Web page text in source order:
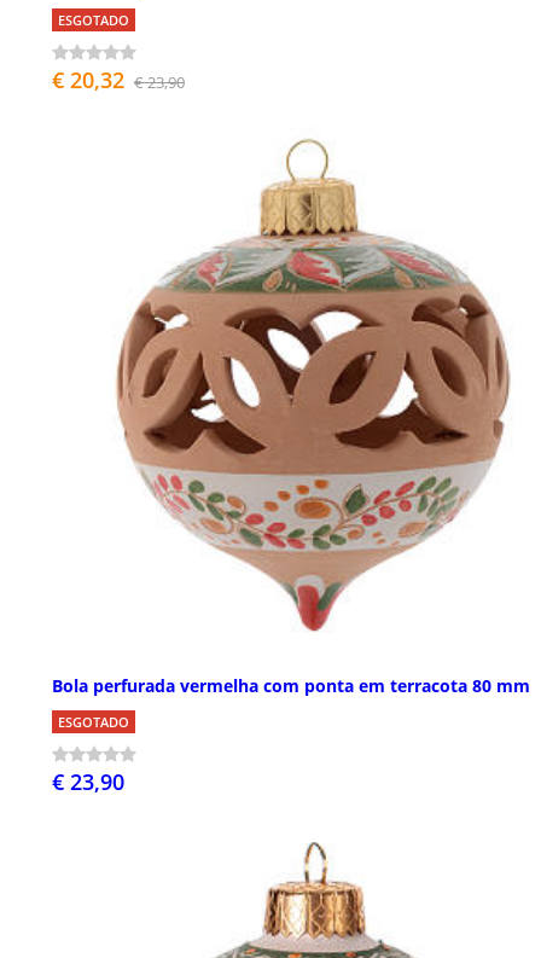
ESGOTADO
€ 20,32 € 23,90
Bola perfurada vermelha com ponta em terracota 80 mm
ESGOTADO
€ 23,90